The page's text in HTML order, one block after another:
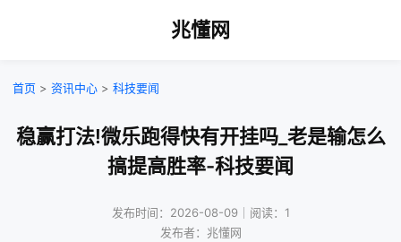
兆懂网
首页 > 资讯中心 > 科技要闻
稳赢打法!微乐跑得快有开挂吗_老是输怎么
搞提高胜率-科技要闻
发布时间：2026-08-09｜阅读：1
发布者：兆懂网